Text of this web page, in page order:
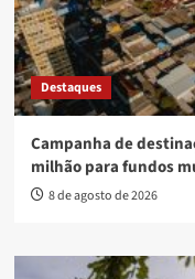
Destaques
Campanha de
milhão para fundos
8 de agosto de 2026